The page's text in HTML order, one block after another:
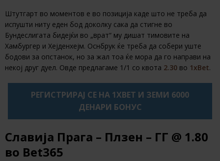
Штутгарт во моментов е во позиција каде што не треба да
испушти ниту еден бод доколку сака да стигне во
Бундеслигата бидејќи во „врат“ му дишат тимовите на
Хамбургер и Хејденхејм. Оснбрук ќе треба да собери уште
бодови за опстанок, но за жал тоа ќе мора да го направи на
некој друг дуел. Овде предлагаме 1/1 со квота 2.30 во 1xBet.
РЕГИСТРИРАЈ СЕ НА 1XBET И ЗЕМИ 6000
ДЕНАРИ БОНУС
Славија Прага – Плзен – ГГ @ 1.80
во Bet365